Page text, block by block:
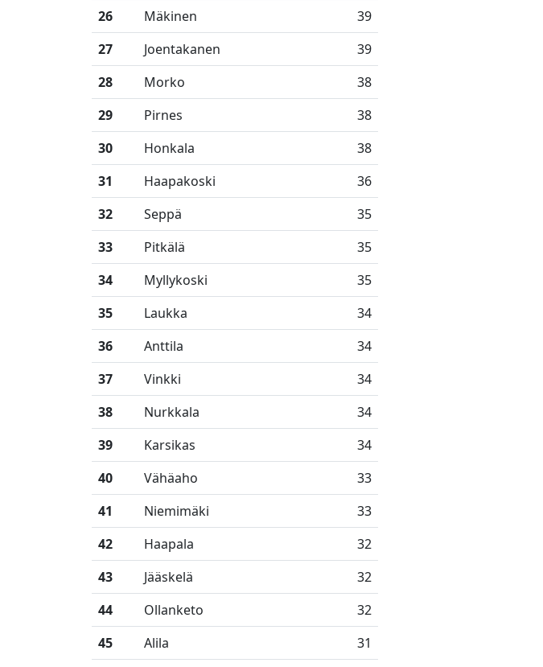
26
Mäkinen
39
27
Joentakanen
39
28
Morko
38
29
Pirnes
38
30
Honkala
38
31
Haapakoski
36
32
Seppä
35
33
Pitkälä
35
34
Myllykoski
35
35
Laukka
34
36
Anttila
34
37
Vinkki
34
38
Nurkkala
34
39
Karsikas
34
40
Vähäaho
33
41
Niemimäki
33
42
Haapala
32
43
Jääskelä
32
44
Ollanketo
32
45
Alila
31